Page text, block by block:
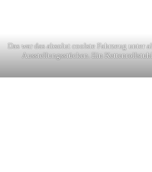
Das war das absolut coolste Fahrzeug unter
Ausstellungsstücken. Ein